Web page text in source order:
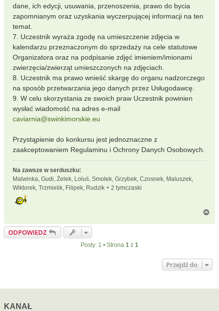
dane, ich edycji, usuwania, przenoszenia, prawo do bycia
zapomnianym oraz uzyskania wyczerpującej informacji na ten
temat.
7. Uczestnik wyraża zgodę na umieszczenie zdjęcia w
kalendarzu przeznaczonym do sprzedaży na cele statutowe
Organizatora oraz na podpisanie zdjęć imieniem/imionami
zwierzęcia/zwierząt umieszczonych na zdjęciach.
8. Uczestnik ma prawo wnieść skargę do organu nadzorczego
na sposób przetwarzania jego danych przez Usługodawcę.
9. W celu skorzystania ze swoich praw Uczestnik powinien
wysłać wiadomość na adres e-mail
caviarnia@swinkimorskie.eu
Przystąpienie do konkursu jest jednoznaczne z
zaakceptowaniem Regulaminu i Ochrony Danych Osobowych.
Na zawsze w serduszku:
Malwinka, Gudi, Żelek, Loluś, Smołek, Grzybek, Czosnek, Maluszek,
Wiktorek, Trzmielik, Filipek, Rudzik + 2 tymczaski
ODPOWIEDZ
Posty: 1 • Strona 1 z 1
Przejdź do
KANAŁ